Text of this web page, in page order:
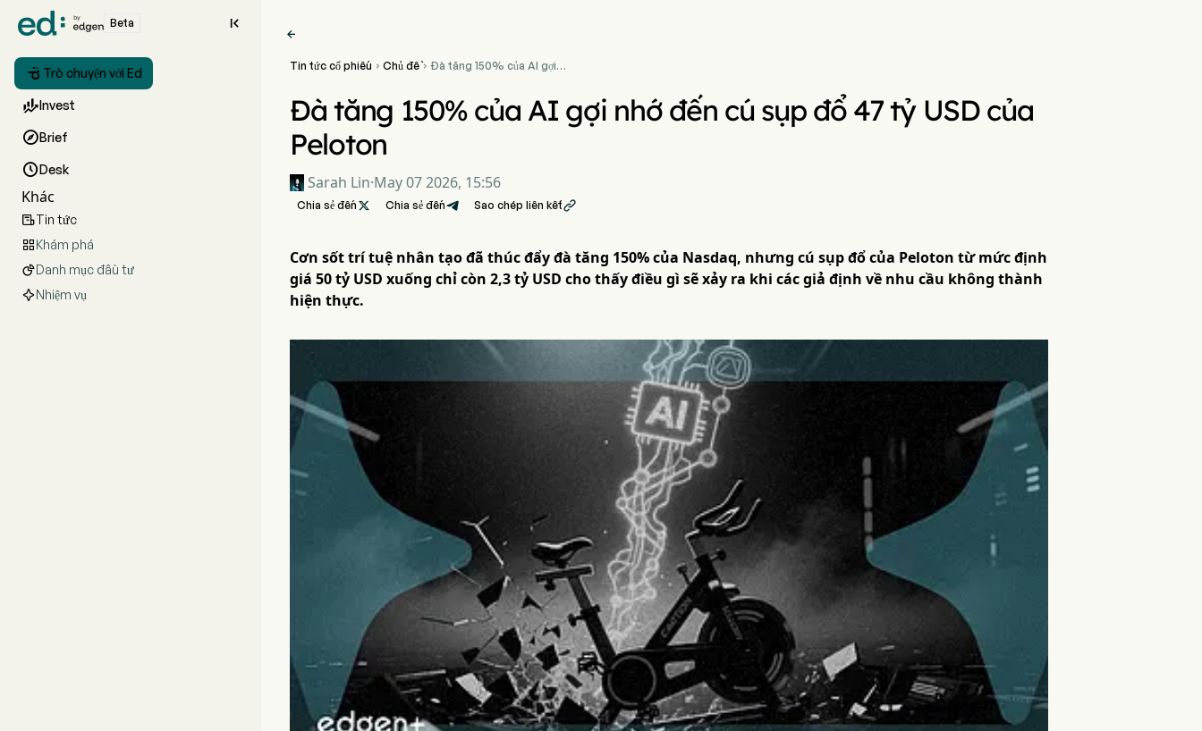
Beta 
 Trò chuyện với Ed
Invest
Brief
Desk
Khác
Tin tức
Khám phá
Danh mục đầu tư
Nhiệm vụ

Tin tức cổ phiếu  Chủ đề Đà tăng 150% của AI gợi
USD của Peloton
Đà tăng 150% của AI gợi nhớ đến cú sụp đổ 47 tỷ USD của
Peloton
Sarah Lin·May 07 2026, 15:56
Chia sẻ đến  Chia sẻ đến Sao chép liên kết
Cơn sốt trí tuệ nhân tạo đã thúc đẩy đà tăng 150% của Nasdaq, nhưng cú sụp đổ của Peloton từ mức định
giá 50 tỷ USD xuống chỉ còn 2,3 tỷ USD cho thấy điều gì sẽ xảy ra khi các giả định về nhu cầu không thành
hiện thực.